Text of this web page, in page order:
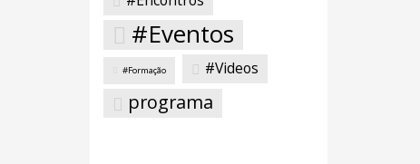
#Eventos
#Formação #Videos
programa